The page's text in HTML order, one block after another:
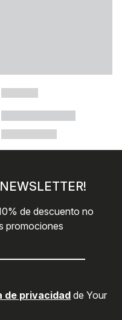
de descuento no
promociones
de privacidadde Your